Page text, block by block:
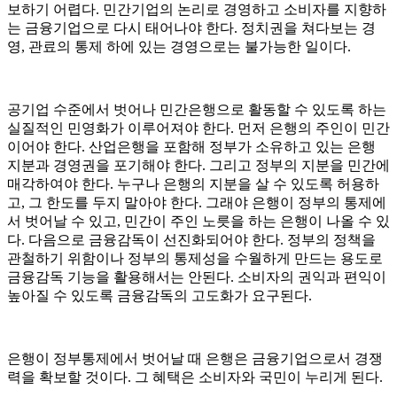
보하기 어렵다. 민간기업의 논리로 경영하고 소비자를 지향하
는 금융기업으로 다시 태어나야 한다. 정치권을 쳐다보는 경
영, 관료의 통제 하에 있는 경영으로는 불가능한 일이다.
공기업 수준에서 벗어나 민간은행으로 활동할 수 있도록 하는
실질적인 민영화가 이루어져야 한다. 먼저 은행의 주인이 민간
이어야 한다. 산업은행을 포함해 정부가 소유하고 있는 은행
지분과 경영권을 포기해야 한다. 그리고 정부의 지분을 민간에
매각하여야 한다. 누구나 은행의 지분을 살 수 있도록 허용하
고, 그 한도를 두지 말아야 한다. 그래야 은행이 정부의 통제에
서 벗어날 수 있고, 민간이 주인 노릇을 하는 은행이 나올 수 있
다. 다음으로 금융감독이 선진화되어야 한다. 정부의 정책을
관철하기 위함이나 정부의 통제성을 수월하게 만드는 용도로
금융감독 기능을 활용해서는 안된다. 소비자의 권익과 편익이
높아질 수 있도록 금융감독의 고도화가 요구된다.
은행이 정부통제에서 벗어날 때 은행은 금융기업으로서 경쟁
력을 확보할 것이다. 그 혜택은 소비자와 국민이 누리게 된다.